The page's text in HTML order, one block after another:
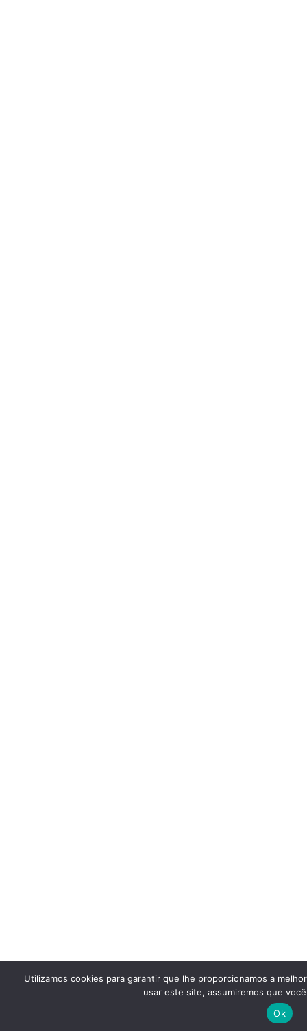
Utilizamos cookies para garantir que lhe proporcionamos a
usar este site, assumiremos que
Ok